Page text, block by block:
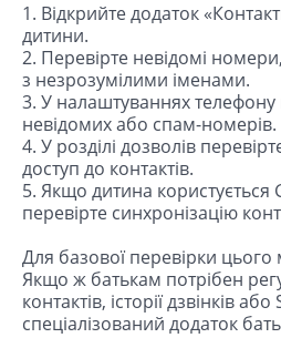
1. Відкрийте додаток
дитини.
2. Перевірте невідомі
з незрозумілими іменами.
3. У налаштуваннях телефону
невідомих або спам-номерів.
4. У розділі дозволів
доступ до контактів.
5. Якщо дитина користується
перевірте синхронізацію
Для базової перевірки
Якщо ж батькам потрібен
контактів, історії дзвінків
спеціалізований додаток